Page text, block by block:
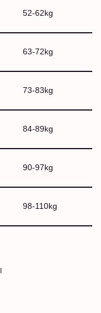
52-62kg
63-72kg
73-83kg
84-89kg
90-97kg
98-110kg